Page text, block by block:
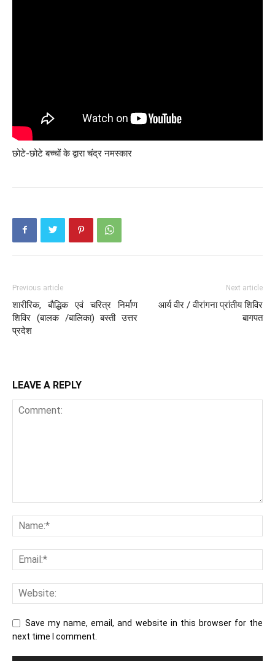
छोटे-छोटे बच्चों के द्वारा चंद्र नमस्कार
Previous article
शारीरिक, बौद्धिक एवं चरित्र निर्माण
शिविर (बालक /बालिका) बस्ती उत्तर
प्रदेश
Next article
आर्य वीर / वीरांगना प्रांतीय शिविर
बागपत
LEAVE A REPLY
Save my name, email, and website in this browser for the
next time I comment.